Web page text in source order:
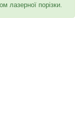
лазерної порізки.